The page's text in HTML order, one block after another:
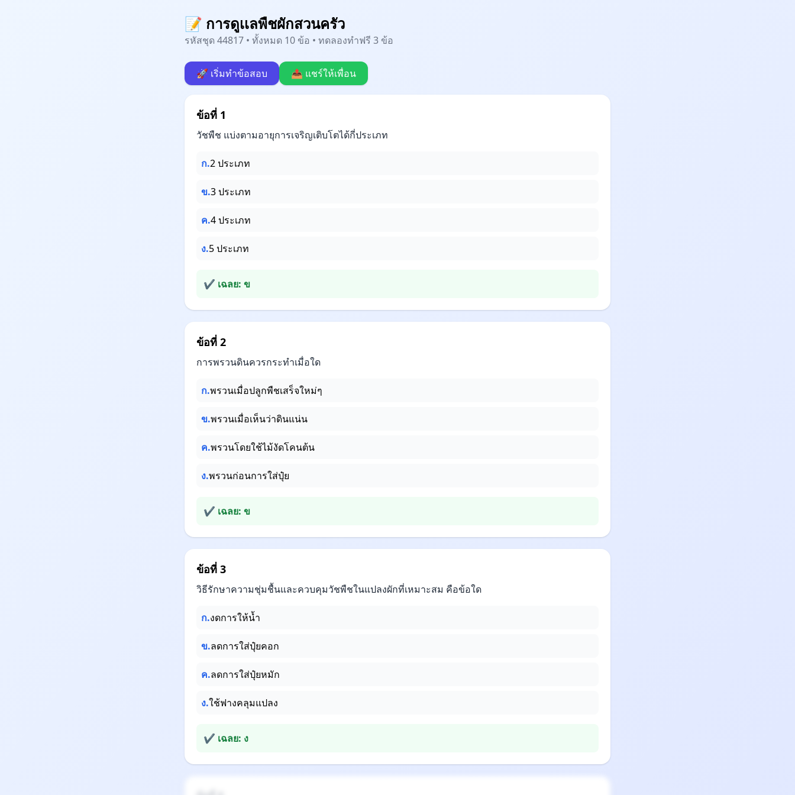
📝 การดูเเลพืชผักสวนครัว
รหัสชุด 44817 • ทั้งหมด 10 ข้อ • ทดลองทำฟรี 3 ข้อ
🚀 เริ่มทำข้อสอบ 📤 แชร์ให้เพื่อน
ข้อที่ 1
วัชพืช แบ่งตามอายุการเจริญเติบโตได้กี่ประเภท
ก.2 ประเภท
ข.3 ประเภท
ค.4 ประเภท
ง.5 ประเภท
✔ เฉลย: ข
ข้อที่ 2
การพรวนดินควรกระทำเมื่อใด
ก.พรวนเมื่อปลูกพืชเสร็จใหม่ๆ
ข.พรวนเมื่อเห็นว่าดินแน่น
ค.พรวนโดยใช้ไม้งัดโคนต้น
ง.พรวนก่อนการใส่ปุ๋ย
✔ เฉลย: ข
ข้อที่ 3
วิธีรักษาความชุ่มชื้นและควบคุมวัชพืชในแปลงผักที่เหมาะสม คือข้อใด
ก.งดการให้น้ำ
ข.ลดการใส่ปุ๋ยคอก
ค.ลดการใส่ปุ๋ยหมัก
ง.ใช้ฟางคลุมแปลง
✔ เฉลย: ง